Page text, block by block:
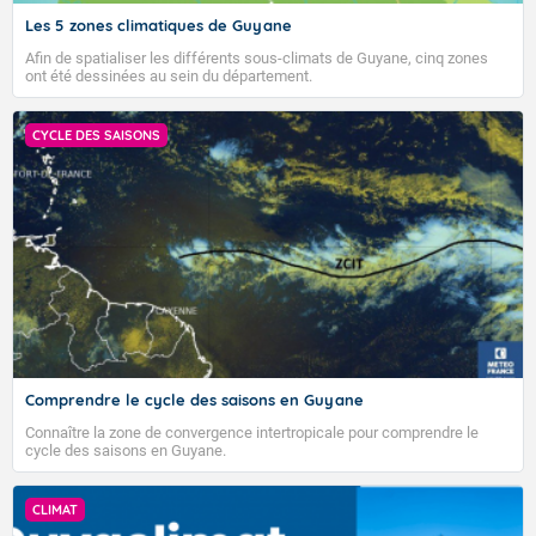
Les 5 zones climatiques de Guyane
Afin de spatialiser les différents sous-climats de Guyane, cinq zones
ont été dessinées au sein du département.
CYCLE DES SAISONS
Comprendre le cycle des saisons en Guyane
Connaître la zone de convergence intertropicale pour comprendre le
cycle des saisons en Guyane.
CLIMAT